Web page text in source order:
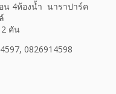
น 4ห้องน้ำ นาราปาร์ค
คัน
0826914598